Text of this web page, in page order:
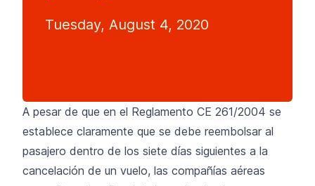
Tuesday, August 4, 2020
A pesar de que en el Reglamento CE 261/2004 se
establece claramente que se debe reembolsar al
pasajero dentro de los siete días siguientes a la
cancelación de un vuelo, las compañías aéreas